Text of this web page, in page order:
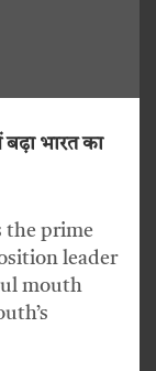
बढ़ा भारत का
the prime
leader
mouth